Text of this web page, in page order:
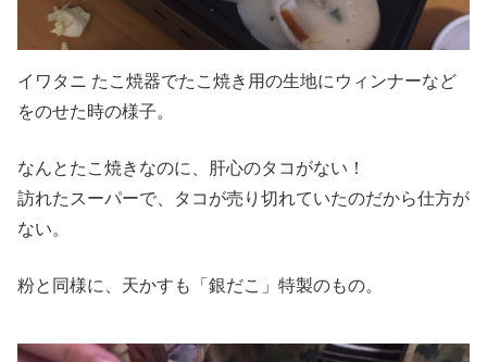
イワタニ たこ焼器でたこ焼き用の生地にウィンナーなど
をのせた時の様子。
なんとたこ焼きなのに、肝心のタコがない！
訪れたスーパーで、タコが売り切れていたのだから仕方が
ない。
粉と同様に、天かすも「銀だこ」特製のもの。